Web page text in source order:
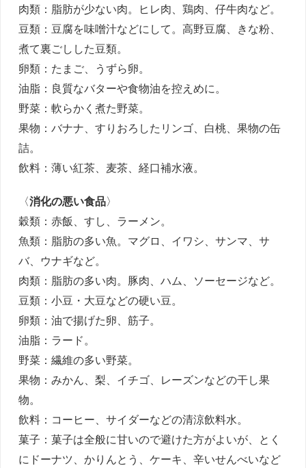
肉類：脂肪が少ない肉。ヒレ肉、鶏肉、仔牛肉など。
豆類：豆腐を味噌汁などにして。高野豆腐、きな粉、
煮て裏ごしした豆類。
卵類：たまご、うずら卵。
油脂：良質なバターや食物油を控えめに。
野菜：軟らかく煮た野菜。
果物：バナナ、すりおろしたリンゴ、白桃、果物の缶
詰。
飲料：薄い紅茶、麦茶、経口補水液。
〈消化の悪い食品〉
穀類：赤飯、すし、ラーメン。
魚類：脂肪の多い魚。マグロ、イワシ、サンマ、サ
バ、ウナギなど。
肉類：脂肪の多い肉。豚肉、ハム、ソーセージなど。
豆類：小豆・大豆などの硬い豆。
卵類：油で揚げた卵、筋子。
油脂：ラード。
野菜：繊維の多い野菜。
果物：みかん、梨、イチゴ、レーズンなどの干し果
物。
飲料：コーヒー、サイダーなどの清涼飲料水。
菓子：菓子は全般に甘いので避けた方がよいが、とく
にドーナツ、かりんとう、ケーキ、辛いせんべいなど